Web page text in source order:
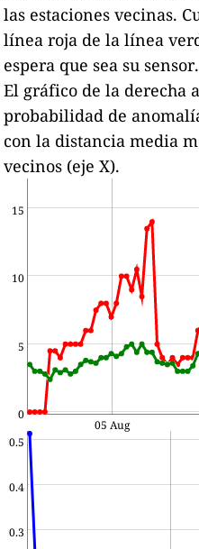
las estaciones vecinas.
línea roja de la línea
espera que sea su sensor.
El gráfico de la derecha
probabilidad de
con la distancia media
vecinos (eje X).
0
5
10
15
05 Aug
0.3
0.4
0.5